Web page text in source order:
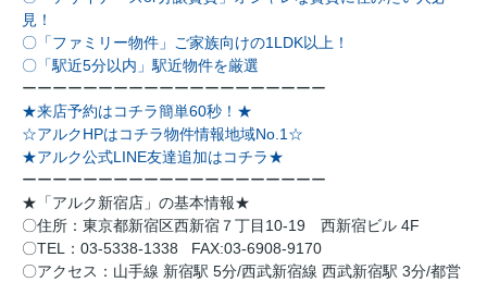
見！
〇「ファミリー物件」ご家族向けの1LDK以上！
〇「駅近5分以内」駅近物件を厳選
ーーーーーーーーーーーーーーーーーーーー
★来店予約はコチラ簡単60秒！★
☆アルクHPはコチラ物件情報地域No.1☆
★アルク公式LINE友達追加はコチラ★
ーーーーーーーーーーーーーーーーーーーー
★「アルク新宿店」の基本情報★
〇住所：東京都新宿区西新宿７丁目10-19 西新宿ビル 4F
〇TEL：03-5338-1338 FAX:03-6908-9170
〇アクセス：山手線 新宿駅 5分/西武新宿線 西武新宿駅 3分/都営